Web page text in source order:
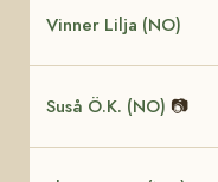
Vinner Lilja (NO)
Suså Ö.K. (NO) 📷